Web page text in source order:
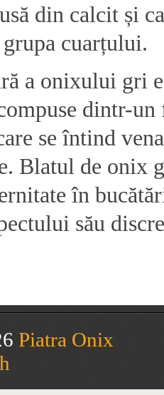
din calcit și
cuarțului.
a onixului gri
dintr-
se întind
Blatul de onix
în
său
Piatra Onix